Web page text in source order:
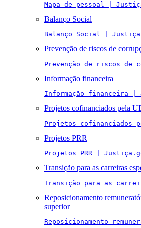
Mapa de pessoal |
Balanço Social
Balanço Social |
Prevenção de riscos de
Prevenção de riscos de
Informação financeira
Informação financeira |
Projetos cofinanciados pela
Projetos cofinanciados
Projetos PRR
Projetos PRR |
Transição para as carreiras
Transição para as
Reposicionamento
superior
Reposicionamento